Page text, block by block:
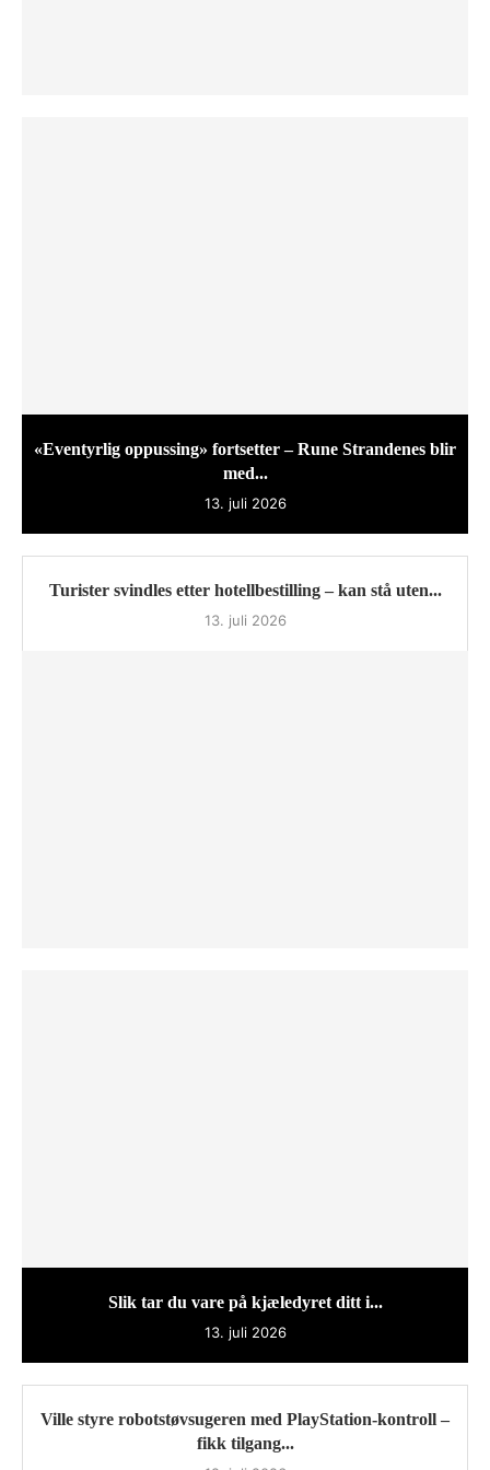
«Eventyrlig oppussing» fortsetter – Rune Strandenes blir
med...
13. juli 2026
Turister svindles etter hotellbestilling – kan stå uten...
13. juli 2026
Slik tar du vare på kjæledyret ditt i...
13. juli 2026
Ville styre robotstøvsugeren med PlayStation-kontroll –
fikk tilgang...